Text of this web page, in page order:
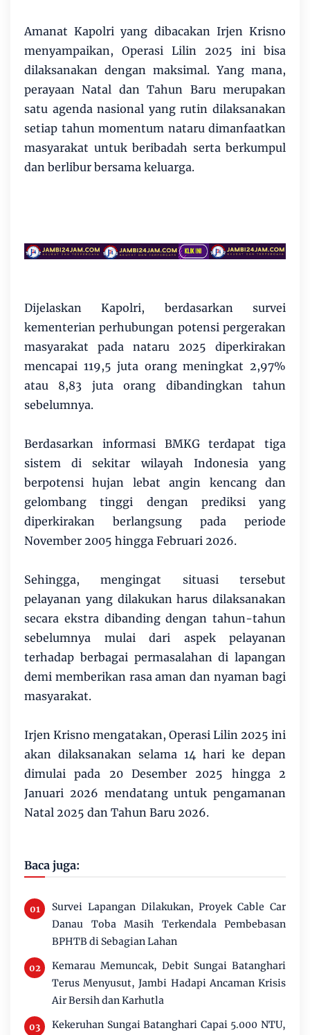
Amanat Kapolri yang dibacakan Irjen Krisno
menyampaikan, Operasi Lilin 2025 ini bisa
dilaksanakan dengan maksimal. Yang mana,
perayaan Natal dan Tahun Baru merupakan
satu agenda nasional yang rutin dilaksanakan
setiap tahun momentum nataru dimanfaatkan
masyarakat untuk beribadah serta berkumpul
dan berlibur bersama keluarga.
Dijelaskan Kapolri, berdasarkan survei
kementerian perhubungan potensi pergerakan
masyarakat pada nataru 2025 diperkirakan
mencapai 119,5 juta orang meningkat 2,97%
atau 8,83 juta orang dibandingkan tahun
sebelumnya.
Berdasarkan informasi BMKG terdapat tiga
sistem di sekitar wilayah Indonesia yang
berpotensi hujan lebat angin kencang dan
gelombang tinggi dengan prediksi yang
diperkirakan berlangsung pada periode
November 2005 hingga Februari 2026.
Sehingga, mengingat situasi tersebut
pelayanan yang dilakukan harus dilaksanakan
secara ekstra dibanding dengan tahun-tahun
sebelumnya mulai dari aspek pelayanan
terhadap berbagai permasalahan di lapangan
demi memberikan rasa aman dan nyaman bagi
masyarakat.
Irjen Krisno mengatakan, Operasi Lilin 2025 ini
akan dilaksanakan selama 14 hari ke depan
dimulai pada 20 Desember 2025 hingga 2
Januari 2026 mendatang untuk pengamanan
Natal 2025 dan Tahun Baru 2026.
Baca juga:
Survei Lapangan Dilakukan, Proyek Cable Car
Danau Toba Masih Terkendala Pembebasan
BPHTB di Sebagian Lahan
Kemarau Memuncak, Debit Sungai Batanghari
Terus Menyusut, Jambi Hadapi Ancaman Krisis
Air Bersih dan Karhutla
Kekeruhan Sungai Batanghari Capai 5.000 NTU,